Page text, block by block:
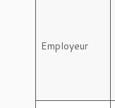
Employeur